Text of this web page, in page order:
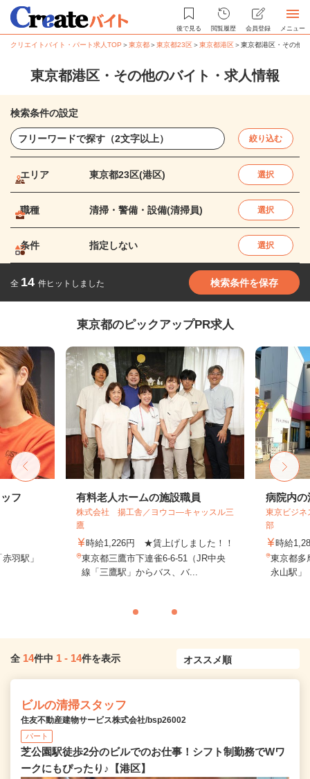
後で見る 閲覧履歴 会員登録 メニュー
クリエイトバイト・パート求人TOP ＞東京都＞東京都23区＞東京都港区＞東京都港区・その他
東京都港区・その他のバイト・求人情報
検索条件の設定
絞り込む
エリア 東京都23区(港区) 選択
職種 清掃・警備・設備(清掃員) 選択
条件 指定しない 選択
全 14 件ヒットしました 検索条件を保存
東京都のピックアップPR求人
フ
羽駅」
有料老人ホームの施設職員
株式会社 揚工舎／ヨウコ―キャッスル三
鷹
時給1,226円 ★賃上げしました！！
東京都三鷹市下連雀6‐6‐51（JR中央
線「三鷹駅」からバス、バ...
病院内の
東京ビジ
部
時給
東京都多
永山駅」
全 14件中 1 - 14件を表示
ビルの清掃スタッフ
住友不動産建物サービス株式会社/bsp26002
パート
芝公園駅徒歩2分のビルでのお仕事！シフト制勤務でWワ
ークにもぴったり♪【港区】